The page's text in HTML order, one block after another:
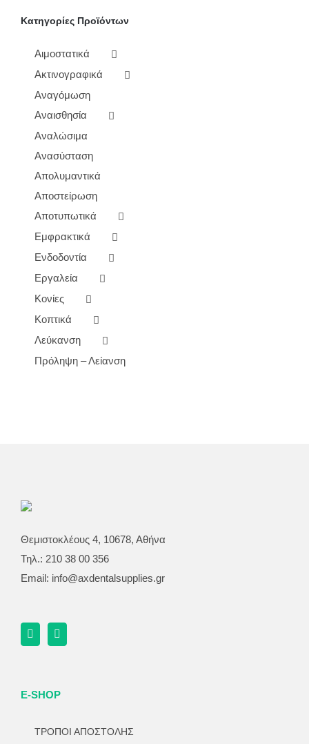
Κατηγορίες Προϊόντων
Αιμοστατικά
Ακτινογραφικά
Αναγόμωση
Αναισθησία
Αναλώσιμα
Ανασύσταση
Απολυμαντικά
Αποστείρωση
Αποτυπωτικά
Εμφρακτικά
Ενδοδοντία
Εργαλεία
Κονίες
Κοπτικά
Λεύκανση
Πρόληψη – Λείανση
Θεμιστοκλέους 4, 10678, Αθήνα
Τηλ.: 210 38 00 356
Email: info@axdentalsupplies.gr
E-SHOP
ΤΡΟΠΟΙ ΑΠΟΣΤΟΛΗΣ